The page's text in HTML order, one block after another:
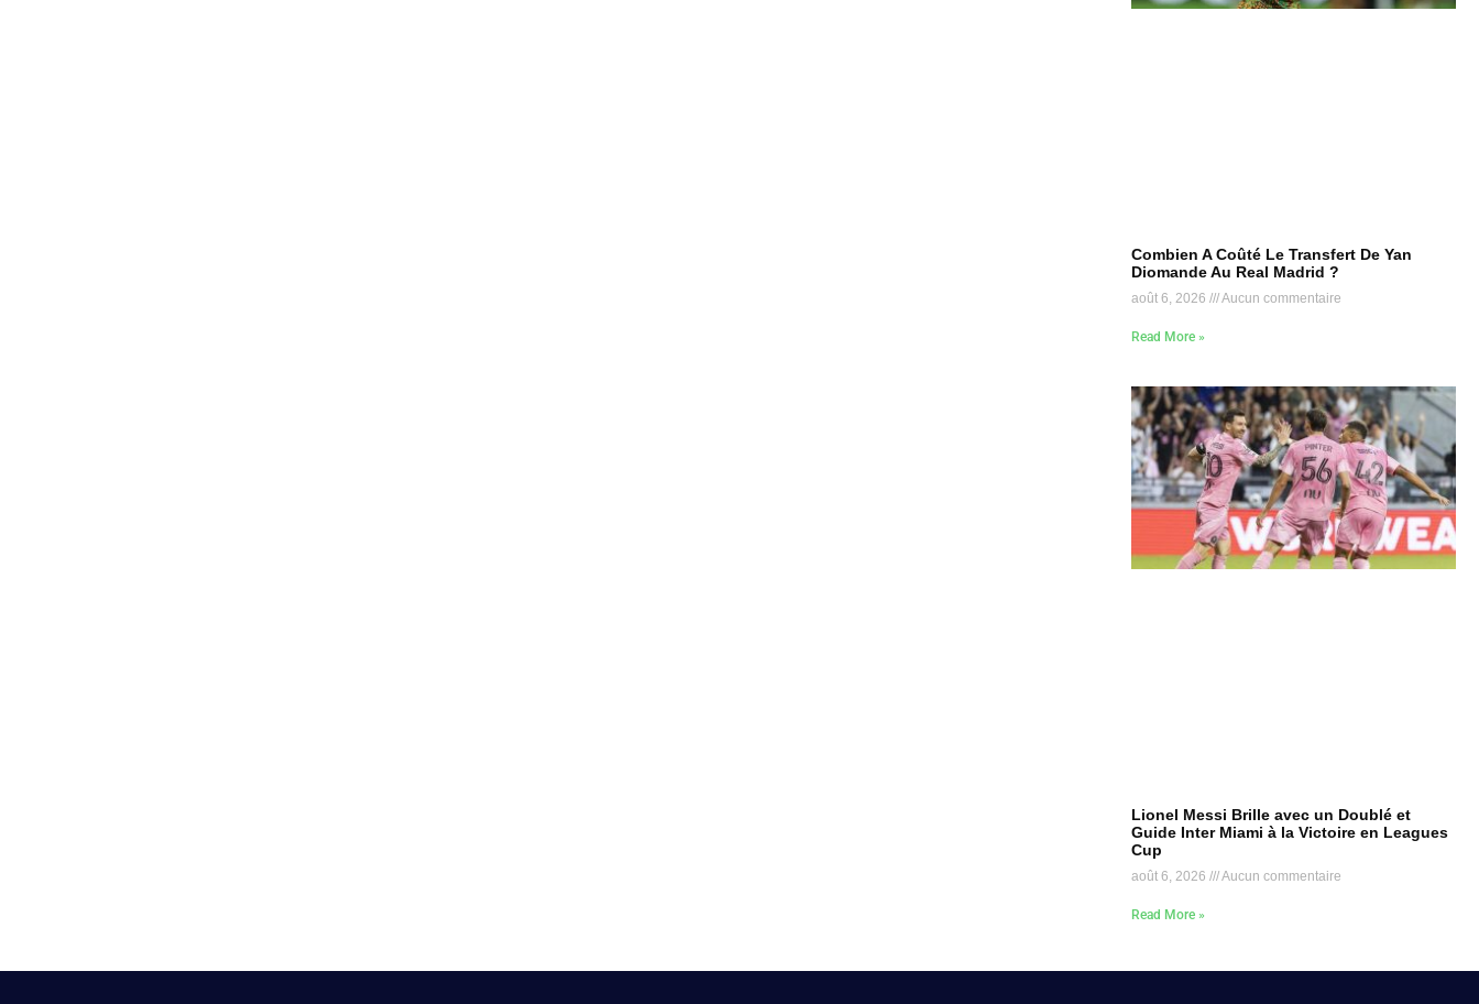
Combien A Coûté Le Transfert De Yan
Diomande Au Real Madrid ?
août 6, 2026 Aucun commentaire
Read More »
Lionel Messi Brille avec un Doublé et
Guide Inter Miami à la Victoire en Leagues
Cup
août 6, 2026 Aucun commentaire
Read More »